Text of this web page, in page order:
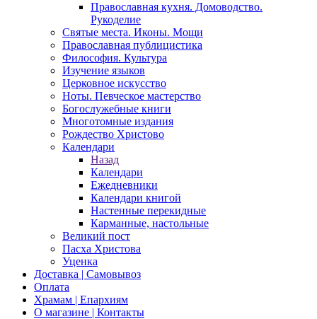
Православная кухня. Домоводство.
Рукоделие
Святые места. Иконы. Мощи
Православная публицистика
Философия. Культура
Изучение языков
Церковное искусство
Ноты. Певческое мастерство
Богослужебные книги
Многотомные издания
Рождество Христово
Календари
Назад
Календари
Ежедневники
Календари книгой
Настенные перекидные
Карманные, настольные
Великий пост
Пасха Христова
Уценка
Доставка | Самовывоз
Оплата
Храмам | Епархиям
О магазине | Контакты